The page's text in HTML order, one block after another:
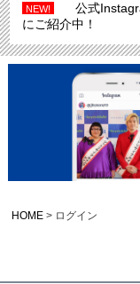
NEW!
公式
にご紹介中！
HOME ログイン